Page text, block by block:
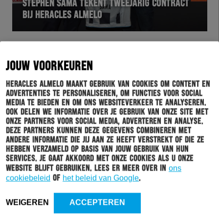
JOUW VOORKEUREN
Heracles Almelo maakt gebruik van cookies om content en
advertenties te personaliseren, om functies voor social
media te bieden en om ons websiteverkeer te analyseren.
Ook delen we informatie over je gebruik van onze site met
onze partners voor social media, adverteren en analyse.
Deze partners kunnen deze gegevens combineren met
andere informatie die jij aan ze heeft verstrekt of die ze
hebben verzameld op basis van jouw gebruik van hun
services. Je gaat akkoord met onze cookies als u onze
website blijft gebruiken. Lees er meer over in ons
cookiebeleid of het beleid van Google.
WEIGEREN ACCEPTEREN
STEPHEN SAMA TEKENT TWEEJARIG CONTRACT
BIJ HERACLES ALMELO
WEDSTRIJD 26-07-2018
HERACLES ALMELO – ALMERE CITY IN BEELD